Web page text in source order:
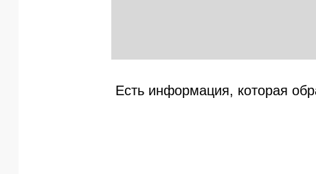
Есть информация, которая